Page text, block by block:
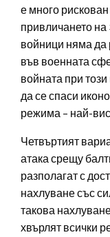
е много
привличането
войници няма да
във военната
войната при
да се спаси
режима – най-
Четвъртият
атака срещу
разполагат с
нахлуване със
такова
хвърлят всички